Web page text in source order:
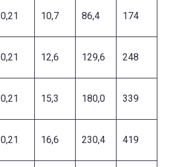
0,21 10,7 86,4 174
0,21 12,6 129,6 248
0,21 15,3 180,0 339
0,21 16,6 230,4 419